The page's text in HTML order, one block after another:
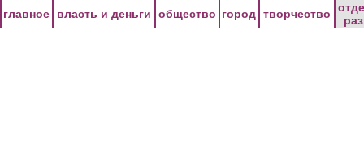
главное власть и деньги общество город творчество